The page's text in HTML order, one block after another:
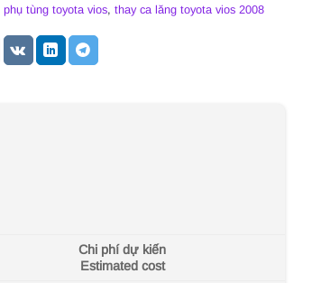
phụ tùng toyota vios, thay ca lăng toyota vios 2008
Chi phí dự kiến
Estimated cost